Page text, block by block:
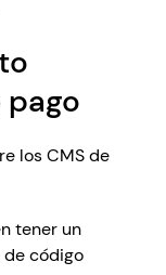
pago
los CMS de
tener un
código